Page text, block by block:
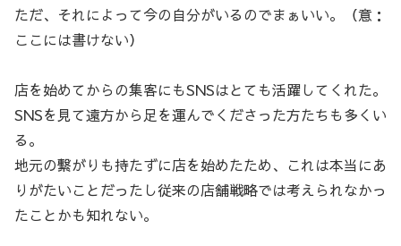
ただ、それによって今の自分がいるのでまぁいい。（意：
ここには書けない）
店を始めてからの集客にもSNSはとても活躍してくれた。
SNSを見て遠方から足を運んでくださった方たちも多くい
る。
地元の繋がりも持たずに店を始めたため、これは本当にあ
りがたいことだったし従来の店舗戦略では考えられなかっ
たことかも知れない。